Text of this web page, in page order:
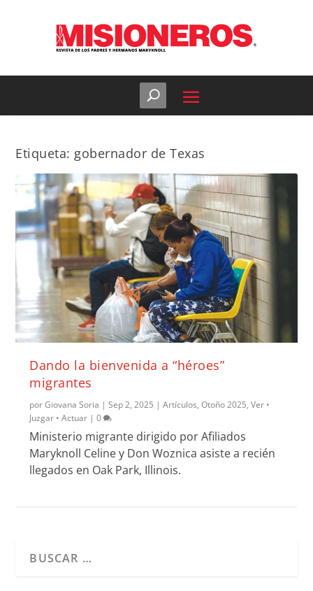
Etiqueta: gobernador de Texas
Dando la bienvenida a “héroes”
migrantes
porGiovana Soria |Sep 2, 2025 |Artículos,Otoño 2025,Ver •
Juzgar • Actuar |0
Ministerio migrante dirigido por Afiliados
Maryknoll Celine y Don Woznica asiste a recién
llegados en Oak Park, Illinois.